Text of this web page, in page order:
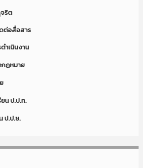
ริต
ต่อสื่อสาร
ำเนินงาน
ฏหมาย
น ป.ป.ท.
ป.ป.ช.